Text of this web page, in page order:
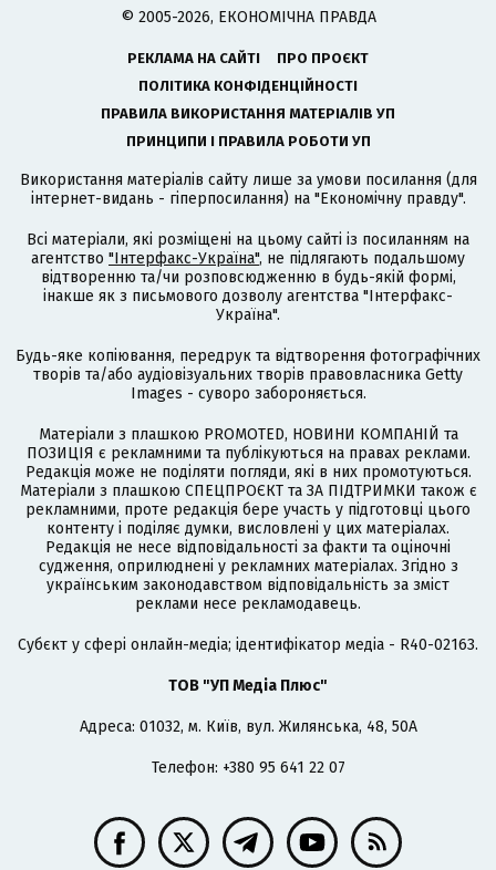
© 2005-2026, ЕКОНОМІЧНА ПРАВДА
РЕКЛАМА НА САЙТІ
ПРО ПРОЄКТ
ПОЛІТИКА КОНФІДЕНЦІЙНОСТІ
ПРАВИЛА ВИКОРИСТАННЯ МАТЕРІАЛІВ УП
ПРИНЦИПИ І ПРАВИЛА РОБОТИ УП
Використання матеріалів сайту лише за умови посилання (для
інтернет-видань - гіперпосилання) на "Економічну правду".
Всі матеріали, які розміщені на цьому сайті із посиланням на
агентство "Інтерфакс-Україна", не підлягають подальшому
відтворенню та/чи розповсюдженню в будь-якій формі,
інакше як з письмового дозволу агентства "Інтерфакс-
Україна".
Будь-яке копіювання, передрук та відтворення фотографічних
творів та/або аудіовізуальних творів правовласника Getty
Images - суворо забороняється.
Матеріали з плашкою PROMOTED, НОВИНИ КОМПАНІЙ та
ПОЗИЦІЯ є рекламними та публікуються на правах реклами.
Редакція може не поділяти погляди, які в них промотуються.
Матеріали з плашкою СПЕЦПРОЄКТ та ЗА ПІДТРИМКИ також є
рекламними, проте редакція бере участь у підготовці цього
контенту і поділяє думки, висловлені у цих матеріалах.
Редакція не несе відповідальності за факти та оціночні
судження, оприлюднені у рекламних матеріалах. Згідно з
українським законодавством відповідальність за зміст
реклами несе рекламодавець.
Cубєкт у сфері онлайн-медіа; ідентифікатор медіа - R40-02163.
ТОВ "УП Медіа Плюс"
Адреса: 01032, м. Київ, вул. Жилянська, 48, 50А
Телефон: +380 95 641 22 07